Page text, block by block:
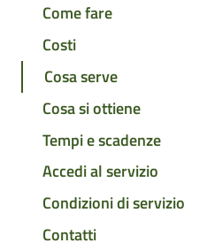
Come fare
Costi
Cosa serve
Cosa si ottiene
Tempi e scadenze
Accedi al servizio
Condizioni di servizio
Contatti